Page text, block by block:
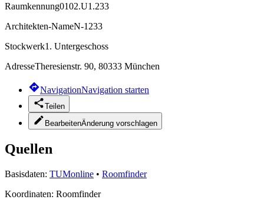
Raumkennung0102.U1.233
Architekten-NameN-1233
Stockwerk1. Untergeschoss
AdresseTheresienstr. 90, 80333 München
NavigationNavigation starten
Teilen
BearbeitenÄnderung vorschlagen
Quellen
Basisdaten: TUMonline • Roomfinder
Koordinaten: Roomfinder